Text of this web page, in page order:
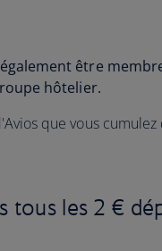
être
hôtelier.
que vous
tous les 2 €